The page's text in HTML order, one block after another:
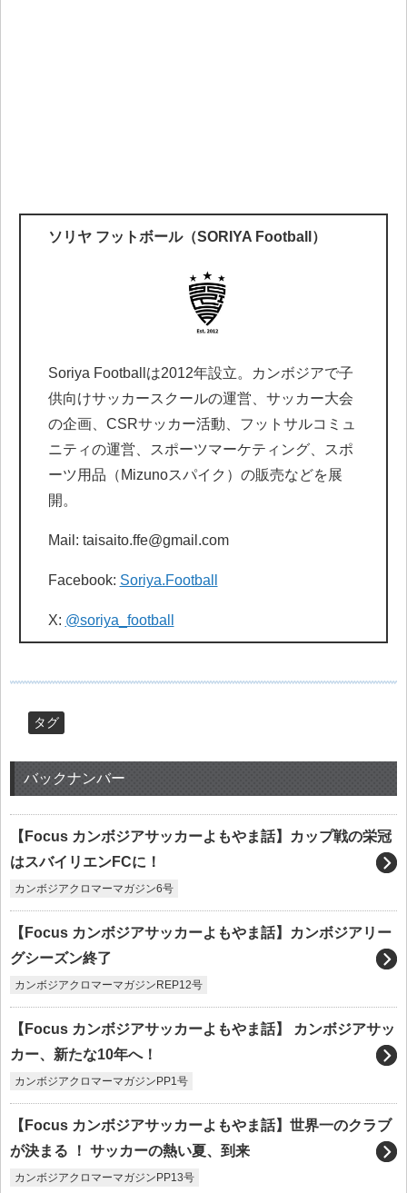
ソリヤ フットボール（SORIYA Football）
Soriya Footballは2012年設立。カンボジアで子
供向けサッカースクールの運営、サッカー大会
の企画、CSRサッカー活動、フットサルコミュ
ニティの運営、スポーツマーケティング、スポ
ーツ用品（Mizunoスパイク）の販売などを展
開。
Mail: taisaito.ffe@gmail.com
Facebook: Soriya.Football
X: @soriya_football
タグ
バックナンバー
【Focus カンボジアサッカーよもやま話】カップ戦の栄冠
はスバイリエンFCに！
カンボジアクロマーマガジン6号
【Focus カンボジアサッカーよもやま話】カンボジアリー
グシーズン終了
カンボジアクロマーマガジンREP12号
【Focus カンボジアサッカーよもやま話】 カンボジアサッ
カー、新たな10年へ！
カンボジアクロマーマガジンPP1号
【Focus カンボジアサッカーよもやま話】世界一のクラブ
が決まる ！ サッカーの熱い夏、到来
カンボジアクロマーマガジンPP13号